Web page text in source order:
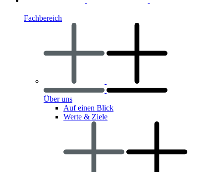
Fachbereich
Über uns
Auf einen Blick
Werte & Ziele